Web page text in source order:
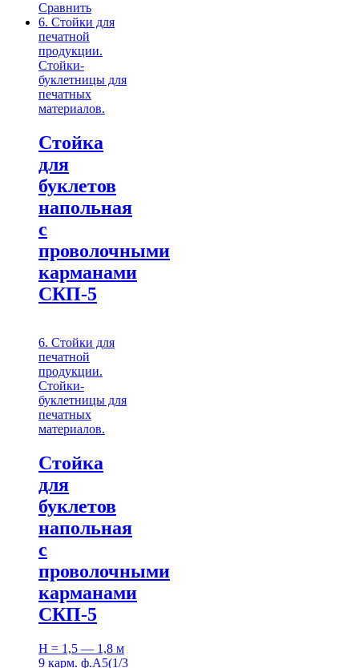
Сравнить
6. Стойки для
печатной
продукции.
Стойки-
буклетницы для
печатных
материалов.
Стойка
для
буклетов
напольная
с
проволочными
карманами
СКП-5
6. Стойки для
печатной
продукции.
Стойки-
буклетницы для
печатных
материалов.
Стойка
для
буклетов
напольная
с
проволочными
карманами
СКП-5
H = 1,5 — 1,8 м
9 карм. ф.А5(1/3